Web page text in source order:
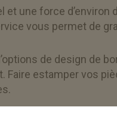
une force
vous permet de
de design de
Faire estamper vos